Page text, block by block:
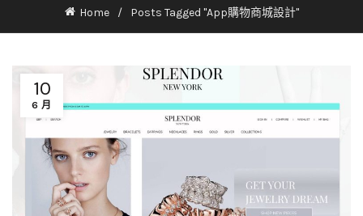
Home Posts Tagged "App購物商城設計"
10
6 月